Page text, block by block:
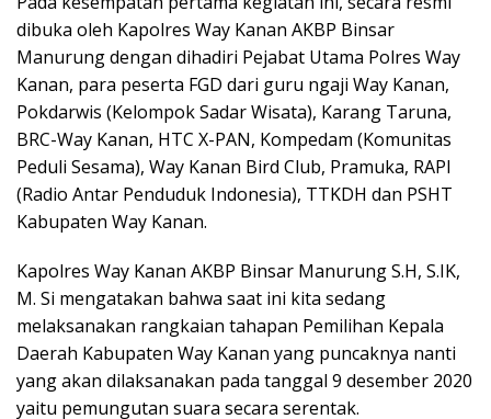
dibuka oleh Kapolres Way Kanan AKBP Binsar
Manurung dengan dihadiri Pejabat Utama Polres Way
Kanan, para peserta FGD dari guru ngaji Way Kanan,
Pokdarwis (Kelompok Sadar Wisata), Karang Taruna,
BRC-Way Kanan, HTC X-PAN, Kompedam (Komunitas
Peduli Sesama), Way Kanan Bird Club, Pramuka, RAPI
(Radio Antar Penduduk Indonesia), TTKDH dan PSHT
Kabupaten Way Kanan.
Kapolres Way Kanan AKBP Binsar Manurung S.H, S.IK,
M. Si mengatakan bahwa saat ini kita sedang
melaksanakan rangkaian tahapan Pemilihan Kepala
Daerah Kabupaten Way Kanan yang puncaknya nanti
yang akan dilaksanakan pada tanggal 9 desember 2020
yaitu pemungutan suara secara serentak.